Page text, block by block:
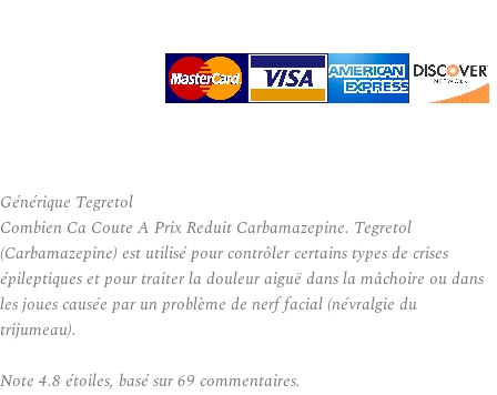
Générique Tegretol
Combien Ca Coute A Prix Reduit Carbamazepine. Tegretol
(Carbamazepine) est utilisé pour contrôler certains types de crises
épileptiques et pour traiter la douleur aiguë dans la mâchoire ou dans
les joues causée par un problème de nerf facial (névralgie du
trijumeau).
Note 4.8 étoiles, basé sur69 commentaires.